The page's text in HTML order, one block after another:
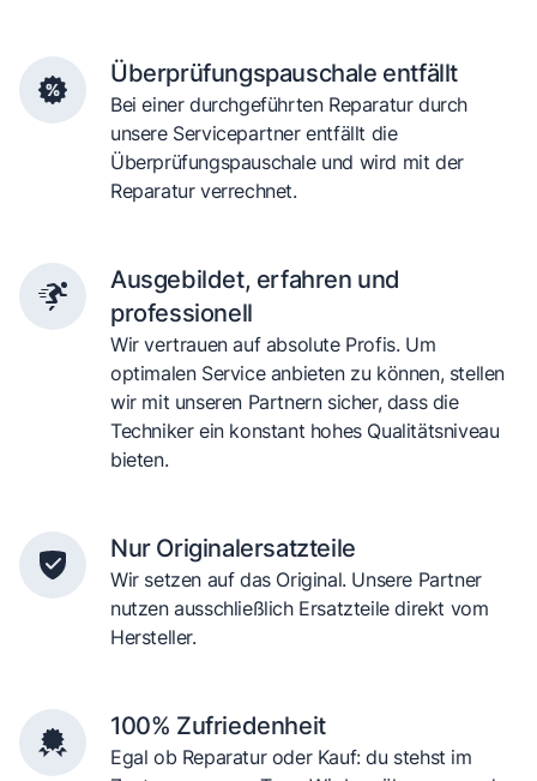
Überprüfungspauschale entfällt
Bei einer durchgeführten Reparatur durch
unsere Servicepartner entfällt die
Überprüfungspauschale und wird mit der
Reparatur verrechnet.
Ausgebildet, erfahren und
professionell
Wir vertrauen auf absolute Profis. Um
optimalen Service anbieten zu können, stellen
wir mit unseren Partnern sicher, dass die
Techniker ein konstant hohes Qualitätsniveau
bieten.
Nur Originalersatzteile
Wir setzen auf das Original. Unsere Partner
nutzen ausschließlich Ersatzteile direkt vom
Hersteller.
100% Zufriedenheit
Egal ob Reparatur oder Kauf: du stehst im